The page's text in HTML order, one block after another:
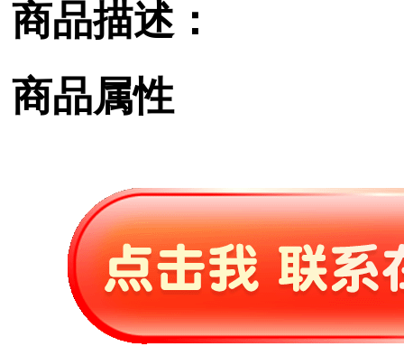
商品描述：
商品属性